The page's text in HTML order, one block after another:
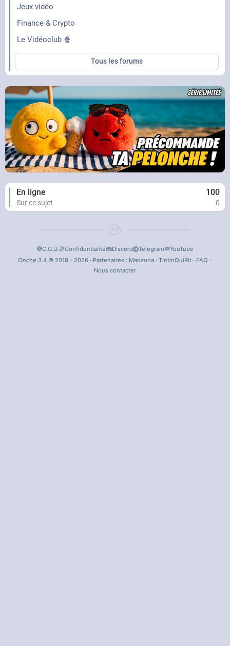
Jeux vidéo
Finance & Crypto
Le Vidéoclub 🍿
Tous les forums
En ligne 100
Sur ce sujet 0
C.G.U. Confidentialité Discord Telegram
YouTube
Onche 3.4 © 2018 - 2026 · Partenaires : Madzona· TintinQuiRit· FAQ ·
Nous contacter